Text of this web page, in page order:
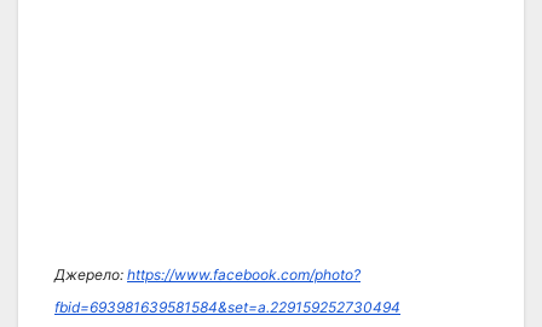
Джерело: https://www.facebook.com/photo?
fbid=693981639581584&set=a.229159252730494